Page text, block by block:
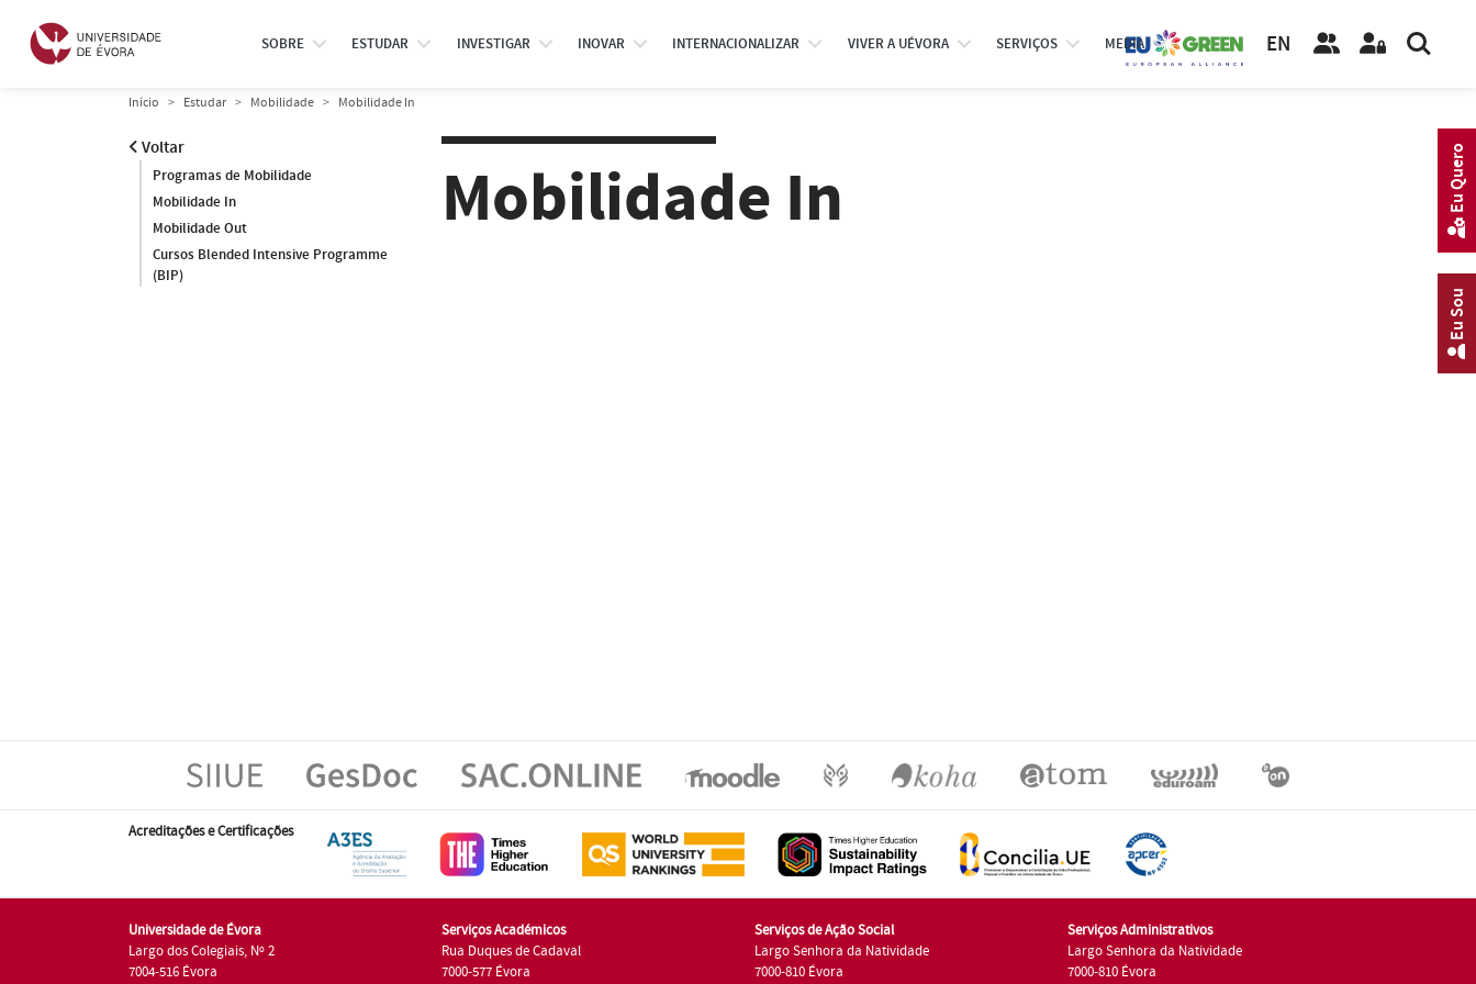
SOBRE ESTUDAR INVESTIGAR INOVAR INTERNACIONALIZAR VIVER A UÉVORA SERVIÇOS MEDIA EN
Início Estudar Mobilidade Mobilidade In
Voltar
Programas de Mobilidade
Mobilidade In
Mobilidade Out
Cursos Blended Intensive Programme
(BIP)
Mobilidade In
Acreditações e Certificações
Universidade de Évora
Largo dos Colegiais, Nº 2
7004-516 Évora
Serviços Académicos
Rua Duques de Cadaval
7000-577 Évora
Serviços de Ação Social
Largo Senhora da Natividade
7000-810 Évora
Serviços Administrativos
Largo Senhora da Natividade
7000-810 Évora
Eu Sou
Eu Quero